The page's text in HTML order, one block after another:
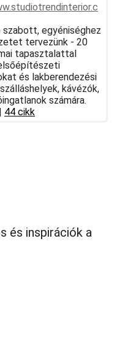
szabott, egyéniséghez
tervezünk - 20
tapasztalattal
és lakberendezési
kávézók,
számára.
| 44 cikk
és inspirációk a